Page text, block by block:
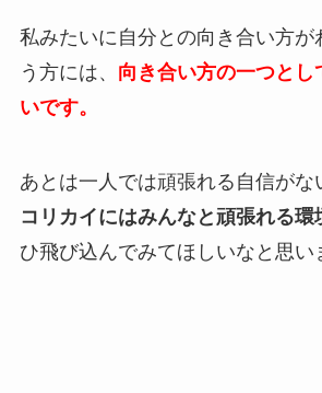
私みたいに自分との向き合い方が
う方には、 向き合い方の一つとし
いです。
あとは一人では頑張れる自信がな
コリカイにはみんなと頑張れる環
ひ飛び込んでみてほしいなと思い